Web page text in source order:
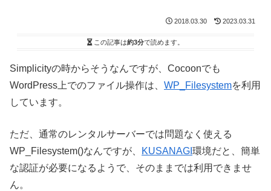
2018.03.30 2023.03.31
この記事は約3分で読めます。
Simplicityの時からそうなんですが、Cocoonでも
WordPress上でのファイル操作は、 WP_Filesystemを利用
しています。
ただ、通常のレンタルサーバーでは問題なく使える
WP_Filesystem()なんですが、
KUSANAGI 環境だと、簡単
な認証が必要になるようで、そのままでは利用できませ
ん。